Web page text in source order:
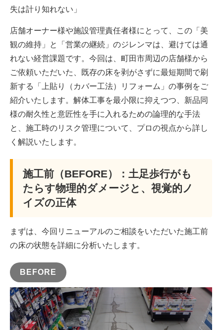
失は計り知れない」
店舗オーナー様や施設管理責任者様にとって、この「美
観の維持」と「営業の継続」のジレンマは、避けては通
れない経営課題です。今回は、町田市周辺の店舗様から
ご依頼いただいた、既存の床を剥がさずに最短期間で刷
新する「上貼り（カバー工法）リフォーム」の事例をご
紹介いたします。解体工事を最小限に抑えつつ、新品同
様の耐久性と意匠性を手に入れるための論理的な手法
と、施工時のリスク管理について、プロの視点から詳し
く解説いたします。
施工前（BEFORE）：土足歩行がも
たらす物理的ダメージと、視覚的ノ
イズの正体
まずは、今回リニューアルのご相談をいただいた施工前
の床の状態を詳細に分析いたします。
BEFORE